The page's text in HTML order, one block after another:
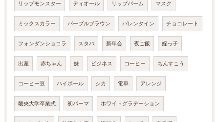
リップモンスター ディオール リップバーム マスク
ミックスカラー パープルブラウン バレンタイン チョコレート
フォンダンショコラ スタバ 新年会 夜ご飯 姪っ子
出産 赤ちゃん 妹 ビジネス コーヒー ちんすこう
コーヒー豆 ハイボール シカ 電車 アレンジ
畿央大学卒業式 初パーマ ホワイトグラデーション